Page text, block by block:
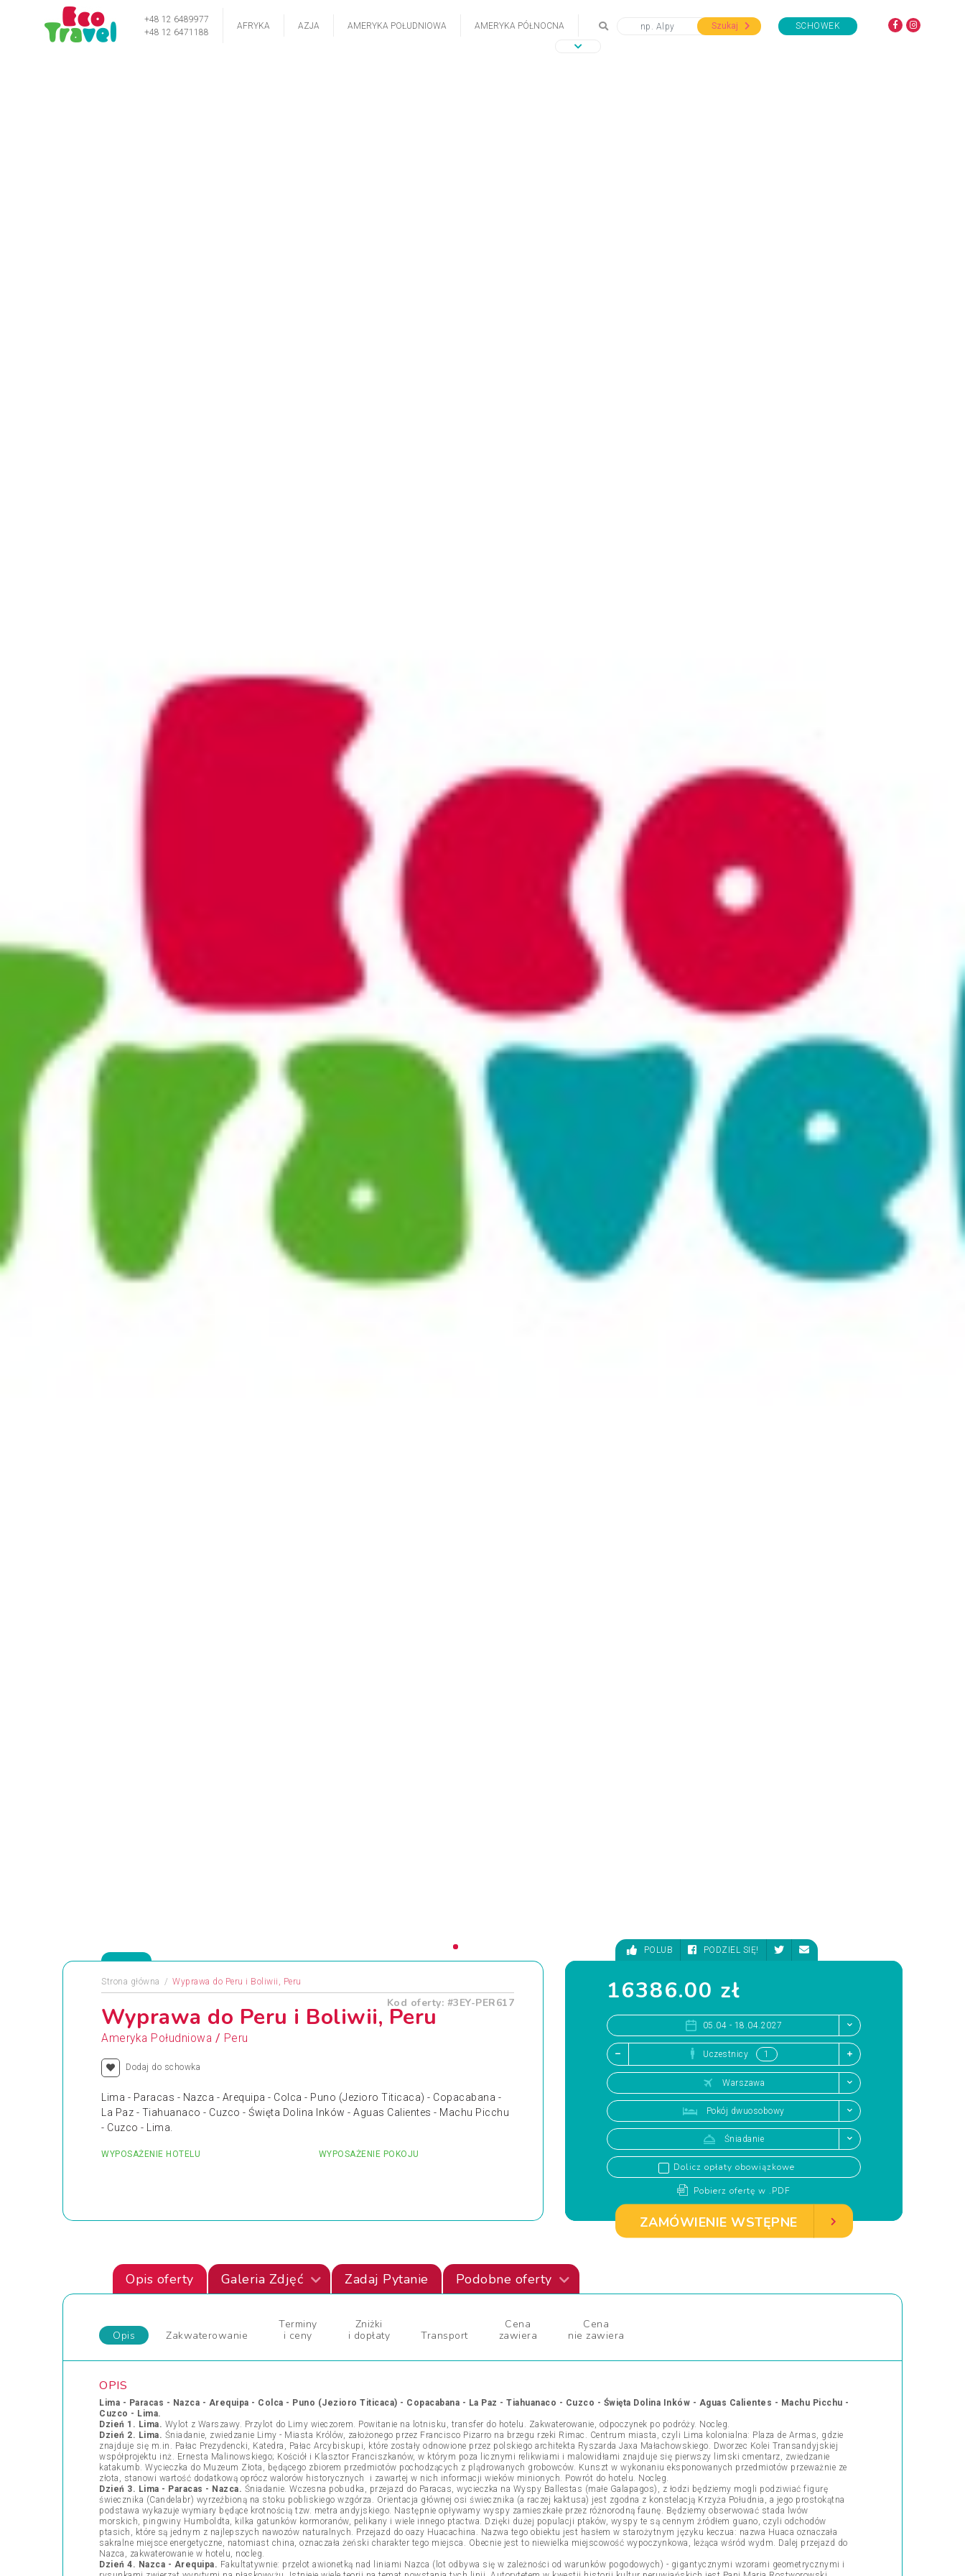
+48 12 6489977
+48 12 6471188
AFRYKA AZJA AMERYKA POŁUDNIOWA AMERYKA PÓŁNOCNA Szukaj SCHOWEK
Strona główna Wyprawa do Peru i Boliwii, Peru
Kod oferty: #3EY-PER617
Wyprawa do Peru i Boliwii, Peru
Ameryka Południowa / Peru
Dodaj do schowka
Lima - Paracas - Nazca - Arequipa - Colca - Puno (Jezioro Titicaca) - Copacabana -
La Paz - Tiahuanaco - Cuzco - Święta Dolina Inków - Aguas Calientes - Machu Picchu
- Cuzco - Lima.
WYPOSAŻENIE HOTELU WYPOSAŻENIE POKOJU
POLUB PODZIEL SIĘ!
16386.00 zł
05.04 - 18.04.2027
Uczestnicy
Warszawa
Pokój dwuosobowy
Śniadanie
Dolicz opłaty obowiązkowe
Pobierz ofertę w .PDF
ZAMÓWIENIE WSTĘPNE
Opis oferty Galeria Zdjęć Zadaj Pytanie Podobne oferty
Opis Zakwaterowanie
Terminy
i ceny
Zniżki
i dopłaty
Transport
Cena
zawiera
Cena
nie zawiera
OPIS
Lima - Paracas - Nazca - Arequipa - Colca - Puno (Jezioro Titicaca) - Copacabana - La Paz - Tiahuanaco - Cuzco - Święta Dolina Inków - Aguas Calientes - Machu Picchu -
Cuzco - Lima.
Dzień 1. Lima. Wylot z Warszawy. Przylot do Limy wieczorem. Powitanie na lotnisku, transfer do hotelu. Zakwaterowanie, odpoczynek po podróży. Nocleg.
Dzień 2. Lima. Śniadanie, zwiedzanie Limy - Miasta Królów, założonego przez Francisco Pizarro na brzegu rzeki Rimac. Centrum miasta, czyli Lima kolonialna: Plaza de Armas, gdzie
znajduje się m.in. Pałac Prezydencki, Katedra, Pałac Arcybiskupi, które zostały odnowione przez polskiego architekta Ryszarda Jaxa Małachowskiego. Dworzec Kolei Transandyjskiej
współprojektu inż. Ernesta Malinowskiego; Kościół i Klasztor Franciszkanów, w którym poza licznymi relikwiami i malowidłami znajduje się pierwszy limski cmentarz, zwiedzanie
katakumb. Wycieczka do Muzeum Złota, będącego zbiorem przedmiotów pochodzących z plądrowanych grobowców. Kunszt w wykonaniu eksponowanych przedmiotów przeważnie ze
złota, stanowi wartość dodatkową oprócz walorów historycznych i zawartej w nich informacji wieków minionych. Powrót do hotelu. Nocleg.
Dzień 3. Lima - Paracas - Nazca. Śniadanie. Wczesna pobudka, przejazd do Paracas, wycieczka na Wyspy Ballestas (małe Galapagos), z łodzi będziemy mogli podziwiać figurę
świecznika (Candelabr) wyrzeźbioną na stoku pobliskiego wzgórza. Orientacja głównej osi świecznika (a raczej kaktusa) jest zgodna z konstelacją Krzyża Południa, a jego prostokątna
podstawa wykazuje wymiary będące krotnością tzw. metra andyjskiego. Następnie opływamy wyspy zamieszkałe przez różnorodną faunę. Będziemy obserwować stada lwów
morskich, pingwiny Humboldta, kilka gatunków kormoranów, pelikany i wiele innego ptactwa. Dzięki dużej populacji ptaków, wyspy te są cennym źródłem guano, czyli odchodów
ptasich, które są jednym z najlepszych nawozów naturalnych. Przejazd do oazy Huacachina. Nazwa tego obiektu jest hasłem w starożytnym języku keczua: nazwa Huaca oznaczała
sakralne miejsce energetyczne, natomiast china, oznaczała żeński charakter tego miejsca. Obecnie jest to niewielka miejscowość wypoczynkowa, leżąca wśród wydm. Dalej przejazd do
Nazca, zakwaterowanie w hotelu, nocleg.
Dzień 4. Nazca - Arequipa. Fakultatywnie: przelot awionetką nad liniami Nazca (lot odbywa się w zależności od warunków pogodowych) - gigantycznymi wzorami geometrycznymi i